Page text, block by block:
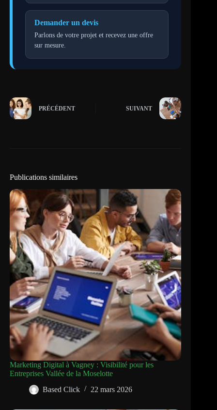
Demander un devis
Parlons de votre projet et recevez une offre
sur mesure.
PRÉCÉDENT SUIVANT
Publications similaires
Marketing Digital à Vagney : Visibilité pour les
Entreprises Vallée de la Moselotte
Based Click
22 mars 2026